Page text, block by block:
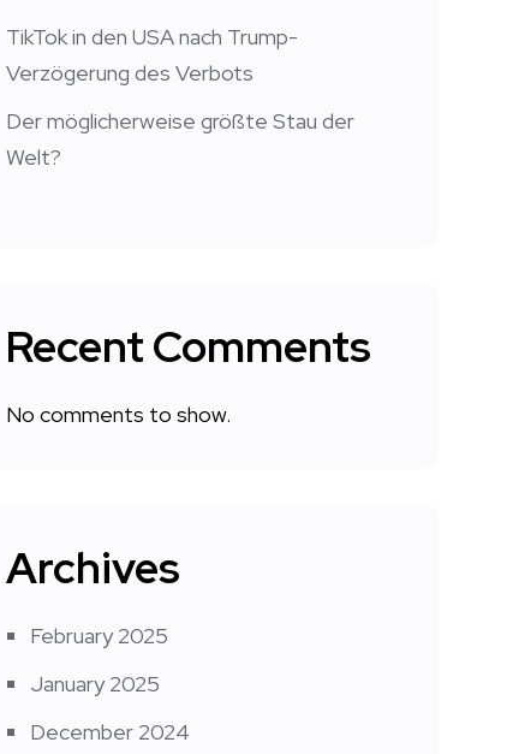
TikTok in den USA nach Trump-
Verzögerung des Verbots
Der möglicherweise größte Stau der
Welt?
Recent Comments
No comments to show.
Archives
February 2025
January 2025
December 2024